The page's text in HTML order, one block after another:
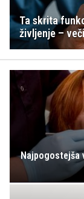
Ta skrita
življenje –
Najpogostejša